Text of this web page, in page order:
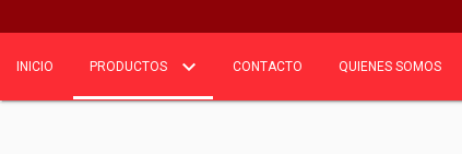
INICIO PRODUCTOS CONTACTO QUIENES SOMOS